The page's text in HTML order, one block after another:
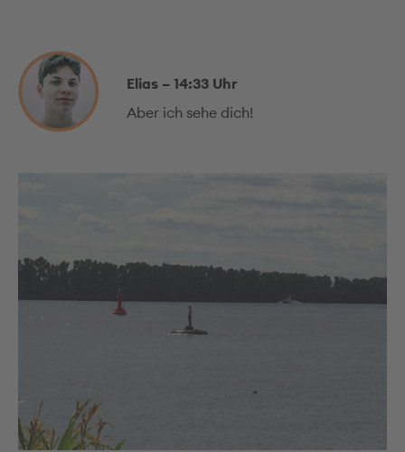
Elias – 14:33 Uhr
Aber ich sehe dich!